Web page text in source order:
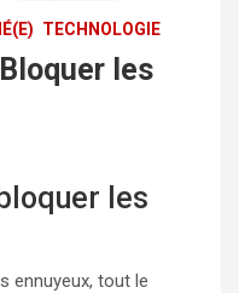
TECHNOLOGIE
les
les
ennuyeux, tout le